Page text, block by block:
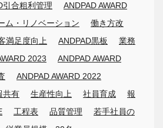
引合粗利管理
ANDPAD AWARD
ム・リノベーション
働き方改
満足度向上 ANDPAD黒板
業務
2023
ANDPAD AWARD
ANDPAD AWARD 2022
共有 生産性向上 社員育成
報
工程表 品質管理
若手社員の